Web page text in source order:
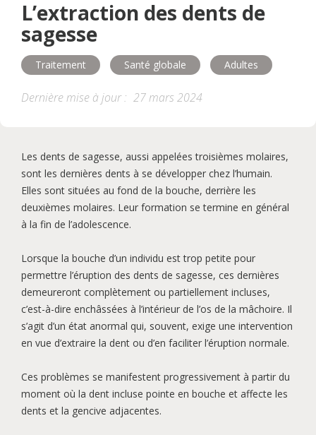
Aide et soutien Orthodontie
Enfants Maternité Santé globale
Alimentation Esthétisme
L’extraction des dents de
sagesse
Traitement Santé globale Adultes
Dernière mise à jour : 27 mars 2024
Les dents de sagesse, aussi appelées troisièmes molaires,
sont les dernières dents à se développer chez l’humain.
Elles sont situées au fond de la bouche, derrière les
deuxièmes molaires. Leur formation se termine en général
à la fin de l’adolescence.
Lorsque la bouche d’un individu est trop petite pour
permettre l’éruption des dents de sagesse, ces dernières
demeureront complètement ou partiellement incluses,
c’est-à-dire enchâssées à l’intérieur de l’os de la mâchoire. Il
s’agit d’un état anormal qui, souvent, exige une intervention
en vue d’extraire la dent ou d’en faciliter l’éruption normale.
Ces problèmes se manifestent progressivement à partir du
moment où la dent incluse pointe en bouche et affecte les
dents et la gencive adjacentes.